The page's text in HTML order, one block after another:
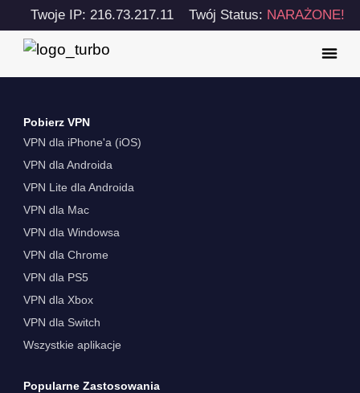
Twoje IP: 216.73.217.11 Twój Status: NARAŻONE!
Pobierz VPN
VPN dla iPhone'a (iOS)
VPN dla Androida
VPN Lite dla Androida
VPN dla Mac
VPN dla Windowsa
VPN dla Chrome
VPN dla PS5
VPN dla Xbox
VPN dla Switch
Wszystkie aplikacje
Popularne Zastosowania